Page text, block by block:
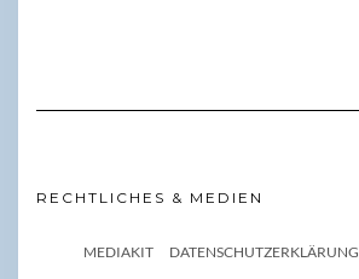
RECHTLICHES & MEDIEN
MEDIAKIT DATENSCHUTZERKLÄRUNG